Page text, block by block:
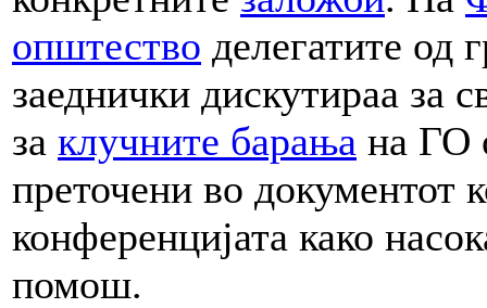
општество делегатите од
заеднички дискутираа за
за клучните барања на ГО
преточени во документот
конференцијата како
помош.